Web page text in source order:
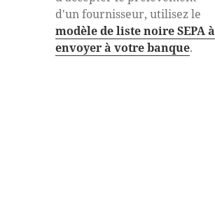
d'un fournisseur, utilisez le
modèle de liste noire SEPA à
envoyer à votre banque.